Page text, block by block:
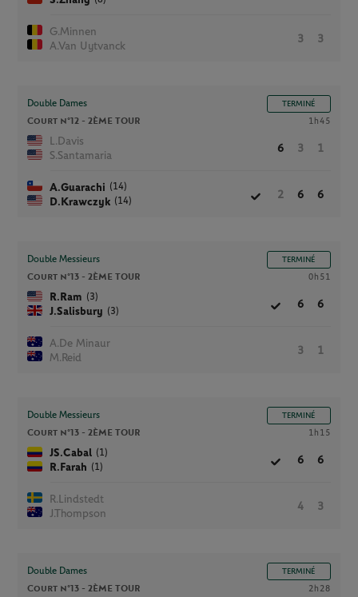
G.Minnen
A.Van Uytvanck
3 3
Double Dames TERMINÉ
Court n°12 -2ÈME TOUR 1h45
L.Davis
S.Santamaria
6 3 1
A.Guarachi (14)
D.Krawczyk (14)
2 6 6
Double Messieurs TERMINÉ
Court n°13 -2ÈME TOUR 0h51
R.Ram (3)
J.Salisbury (3)
6 6
A.De Minaur
M.Reid
3 1
Double Messieurs TERMINÉ
Court n°13 -2ÈME TOUR 1h15
JS.Cabal (1)
R.Farah (1)
6 6
R.Lindstedt
J.Thompson
4 3
Double Dames TERMINÉ
Court n°13 -2ÈME TOUR 2h28